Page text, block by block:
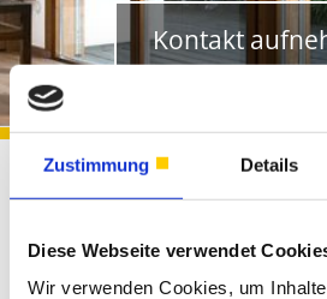
Zustimmung Details
Diese Webseite verwendet
Wir verwenden Cookies, um
Kontakt
Gardinen &
Gardinenstangen